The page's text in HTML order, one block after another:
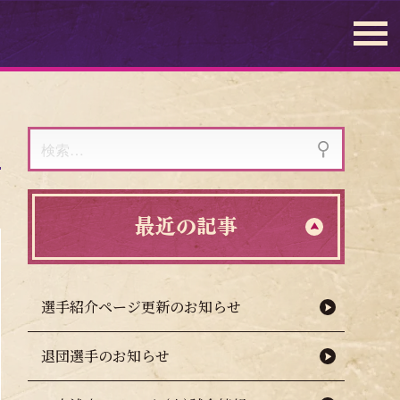
索:
最近の記事
選手紹介ページ更新のお知らせ
退団選手のお知らせ